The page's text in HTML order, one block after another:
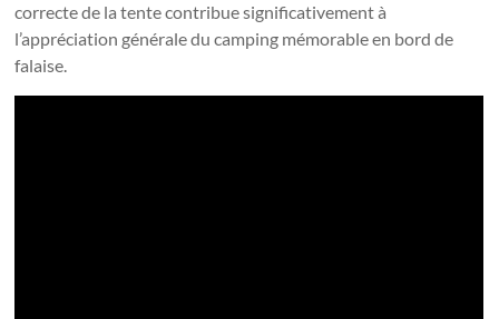
correcte de la tente contribue significativement à
l’appréciation générale du camping mémorable en bord de
falaise.